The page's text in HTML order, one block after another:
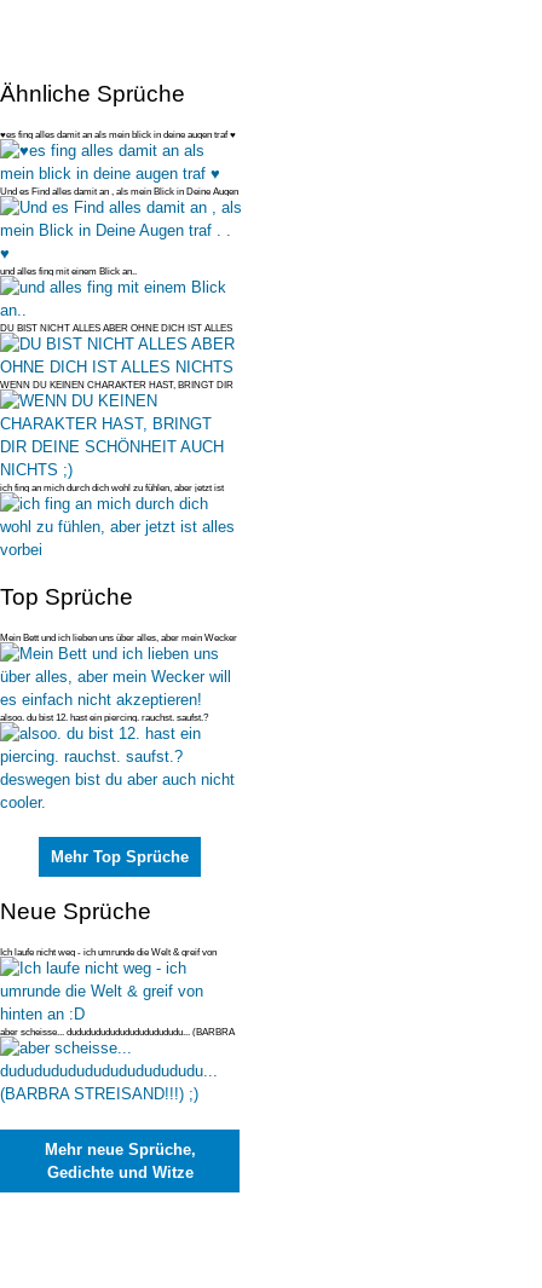
Ähnliche Sprüche
♥es fing alles damit an als mein blick in deine augen traf ♥
Und es Find alles damit an , als mein Blick in Deine Augen
traf . . ♥
und alles fing mit einem Blick an..
DU BIST NICHT ALLES ABER OHNE DICH IST ALLES
NICHTS
WENN DU KEINEN CHARAKTER HAST, BRINGT DIR
DEINE SCHÖNHEIT AUCH NICHTS ;
ich fing an mich durch dich wohl zu fühlen, aber jetzt ist
alles vorbei
Top Sprüche
Mein Bett und ich lieben uns über alles, aber mein Wecker
will es einfac
alsoo. du bist 12. hast ein piercing. rauchst. saufst.?
deswegen bist du
Mehr Top Sprüche
Neue Sprüche
Ich laufe nicht weg - ich umrunde die Welt & greif von
hinten an :D
aber scheisse... dudududududududududududu... (BARBRA
STREISAND!!!) ;)
Mehr neue Sprüche,
Gedichte und Witze